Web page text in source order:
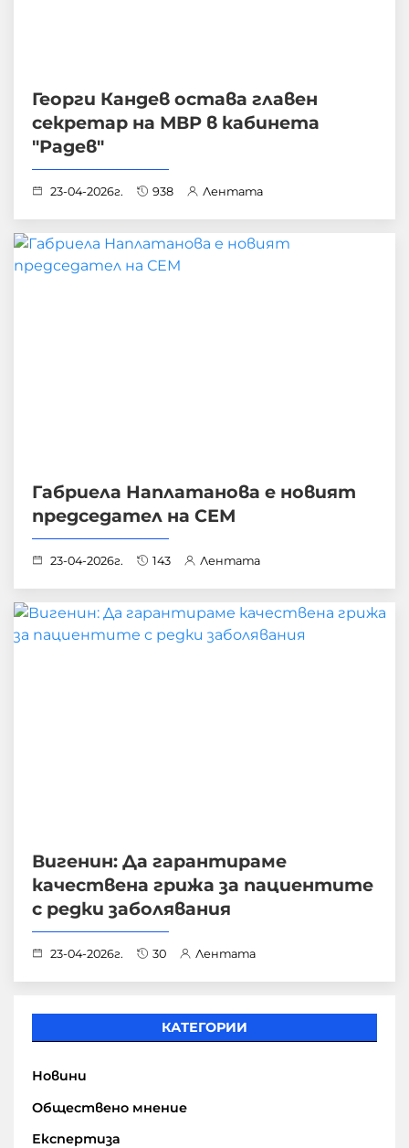
Георги Кандев остава главен
секретар на МВР в кабинета
"Радев"
23-04-2026г. 938 Лентата
Габриела Наплатанова е новият
председател на СЕМ
23-04-2026г. 143 Лентата
Вигенин: Да гарантираме
качествена грижа за пациентите
с редки заболявания
23-04-2026г. 30 Лентата
КАТЕГОРИИ
Новини
Обществено мнение
Експертиза